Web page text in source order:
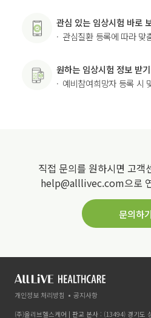
관심 있는 임상시험 바로
관심질환 등록에 따라 맞
원하는 임상시험 정보 받기
예비참여희망자 등록 시
직접 문의를 원하시면 고
help@alllivec.com으로
문의하기
개인정보 처리방침 공지사항
(주)올리브헬스케어 | 판교 본사 : (13494) 경기도